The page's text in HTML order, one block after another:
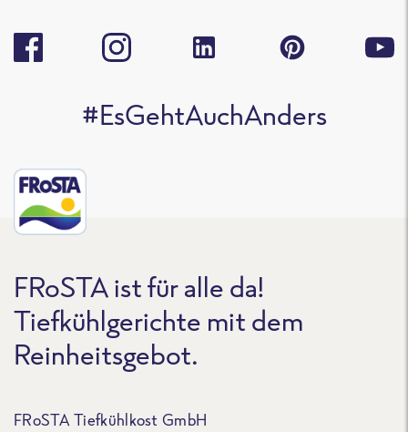
Gefrierschrank
{...} 🥰
#EsGehtAuchAnders
FRoSTA ist für alle da!
Tiefkühlgerichte mit dem
Reinheitsgebot.
FRoSTA Tiefkühlkost GmbH